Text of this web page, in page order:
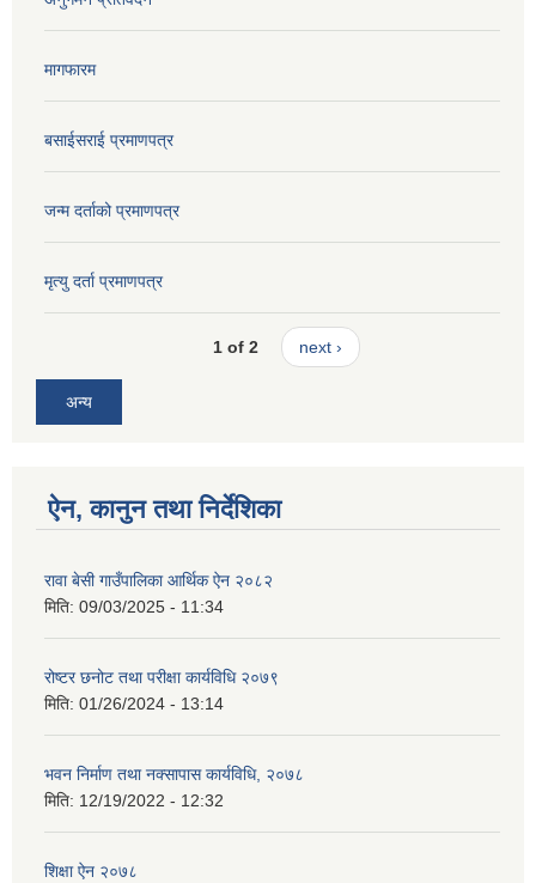
मागफारम
बसाईसराई प्रमाणपत्र
जन्म दर्ताको प्रमाणपत्र
मृत्यु दर्ता प्रमाणपत्र
1 of 2 next ›
अन्य
ऐन, कानुन तथा निर्देशिका
रावा बेसी गाउँपालिका आर्थिक ऐन २०८२
मिति: 09/03/2025 - 11:34
रोष्टर छनोट तथा परीक्षा कार्यविधि २०७९
मिति: 01/26/2024 - 13:14
भवन निर्माण तथा नक्सापास कार्यविधि, २०७८
मिति: 12/19/2022 - 12:32
शिक्षा ऐन २०७८